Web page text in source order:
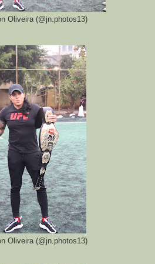
Oliveira (@jn.photos13)
Oliveira (@jn.photos13)